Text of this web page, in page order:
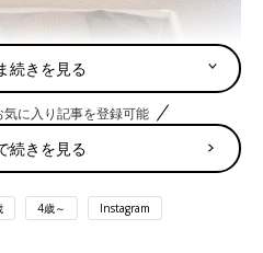
続きを見る
に入り記事を登録可能
続きを見る
4歳～ Instagram